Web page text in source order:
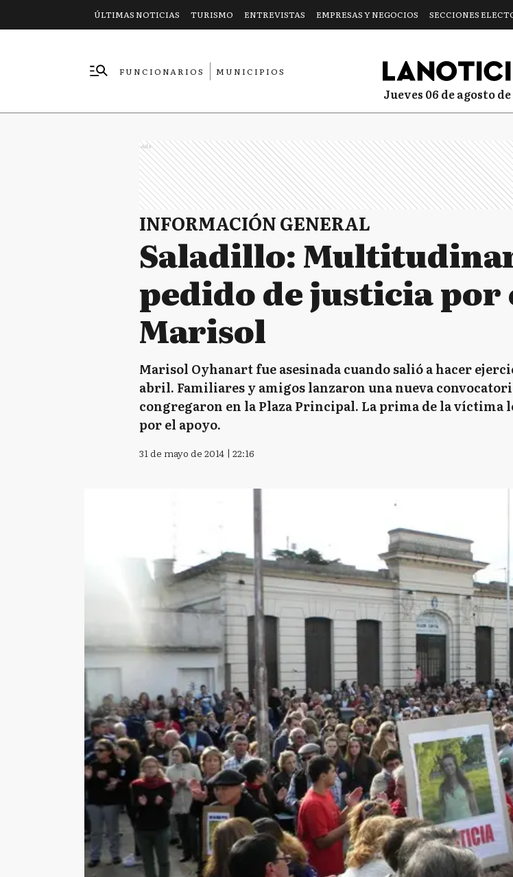
ÚLTIMAS NOTICIAS TURISMO ENTREVISTAS EMPRESAS Y NEGOCIOS SECCIONES
FUNCIONARIOS
MUNICIPIOS
jueves 06 de agosto de
Ads
INFORMACIÓN GENERAL
Saladillo:
pedido de justicia por
Marisol
Marisol Oyhanart fue asesinada cuando salió a hacer
abril. Familiares y amigos lanzaron una nueva
congregaron en la Plaza Principal. La prima de la víctima
por el apoyo.
31 de mayo de 2014 | 22:16